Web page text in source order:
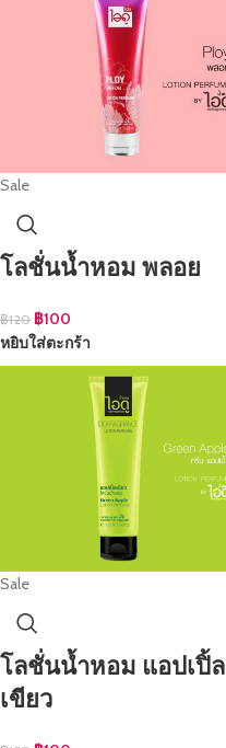
Sale
โลชั่นน้ำหอม พลอย
฿120 ฿100
หยิบใส่ตะกร้า
Sale
โลชั่นน้ำหอม แอปเปิ้ล
เขียว